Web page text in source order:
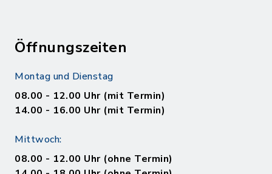
Öffnungszeiten
Montag und Dienstag
08.00 - 12.00 Uhr (mit Termin)
14.00 - 16.00 Uhr (mit Termin)
Mittwoch:
08.00 - 12.00 Uhr (ohne Termin)